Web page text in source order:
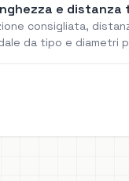
e
consigliata,
da tipo e diametri